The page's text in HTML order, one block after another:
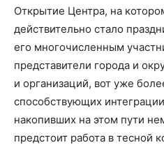
Открытие Центра, на
действительно стало
его многочисленным
представители города и
и организаций, вот уже
способствующих
накопивших на этом пути
предстоит работа в тесной